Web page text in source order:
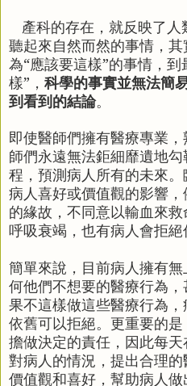
產科的存在，就反映了人
聽起來自然而然的事情，
為“應該要這樣”的事情，
樣”， 科學的事實並無法簡
到看到的結論。
即使醫師們擁有醫療專業
師們永遠無法鉅細靡遺地
程，預測病人所有的未來
病人喜好或價值觀的影響
的緣故，不同意以輸血來
呼吸衰竭，也有病人會拒絕
簡單來說，目前病人擁有
何他們不想要的醫療行為
果不這樣做這些醫療行為
依舊可以拒絕。更重要的
擔做決定的責任，因此每
對病人的情況，提出合理
價值觀和喜好，幫助病人